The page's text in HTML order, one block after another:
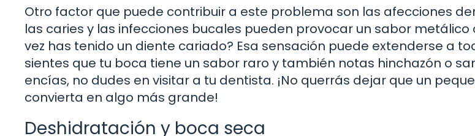
Otro factor que puede contribuir a este problema son las afecciones
las caries y las infecciones bucales pueden provocar un sabor metálico
vez has tenido un diente cariado? Esa sensación puede extenderse a
sientes que tu boca tiene un sabor raro y también notas hinchazón o
encías, no dudes en visitar a tu dentista. ¡No querrás dejar que un
convierta en algo más grande!
Deshidratación y boca seca